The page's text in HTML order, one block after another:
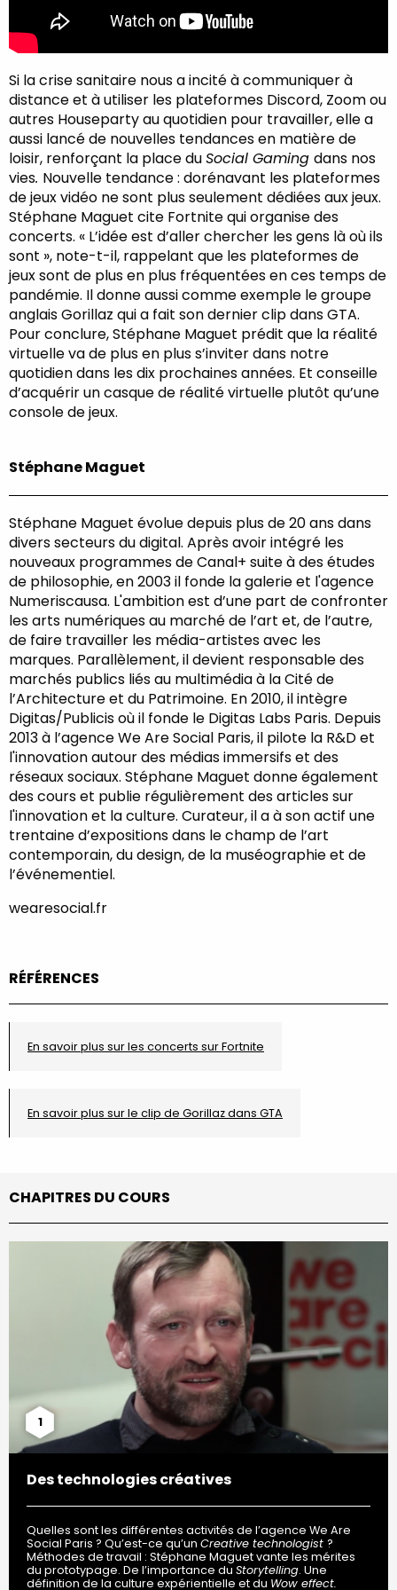
Si la crise sanitaire nous a incité à communiquer à
distance et à utiliser les plateformes Discord, Zoom ou
autres Houseparty au quotidien pour travailler, elle a
aussi lancé de nouvelles tendances en matière de
loisir, renforçant la place duSocial Gaming dans nos
vies. Nouvelle tendance : dorénavant les plateformes
de jeux vidéo ne sont plus seulement dédiées aux jeux.
Stéphane Maguet cite Fortnite qui organise des
concerts. « L’idée est d’aller chercher les gens là où ils
sont », note-t-il, rappelant que les plateformes de
jeux sont de plus en plus fréquentées en ces temps de
pandémie. Il donne aussi comme exemple le groupe
anglais Gorillaz qui a fait son dernier clip dans GTA.
Pour conclure, Stéphane Maguet prédit que la réalité
virtuelle va de plus en plus s’inviter dans notre
quotidien dans les dix prochaines années. Et conseille
d’acquérir un casque de réalité virtuelle plutôt qu’une
console de jeux.
Stéphane Maguet
Stéphane Maguet évolue depuis plus de 20 ans dans
divers secteurs du digital. Après avoir intégré les
nouveaux programmes de Canal+ suite à des études
de philosophie, en 2003 il fonde la galerie et l'agence
Numeriscausa. L'ambition est d’une part de confronter
les arts numériques au marché de l’art et, de l’autre,
de faire travailler les média-artistes avec les
marques. Parallèlement, il devient responsable des
marchés publics liés au multimédia à la Cité de
l’Architecture et du Patrimoine. En 2010, il intègre
Digitas/Publicis où il fonde le Digitas Labs Paris. Depuis
2013 à l’agence We Are Social Paris, il pilote la R&D et
l'innovation autour des médias immersifs et des
réseaux sociaux. Stéphane Maguet donne également
des cours et publie régulièrement des articles sur
l'innovation et la culture. Curateur, il a à son actif une
trentaine d’expositions dans le champ de l’art
contemporain, du design, de la muséographie et de
l’événementiel.
wearesocial.fr
RÉFÉRENCES
En savoir plus sur les concerts sur Fortnite
En savoir plus sur le clip de Gorillaz dans GTA
CHAPITRES DU COURS
1
Des technologies créatives
Quelles sont les différentes activités de l’agence We Are
Social Paris ? Qu’est-ce qu’un Creative technologist ?
Méthodes de travail : Stéphane Maguet vante les mérites
du prototypage. De l’importance du Storytelling. Une
définition de la culture expérientielle et du Wow effect.